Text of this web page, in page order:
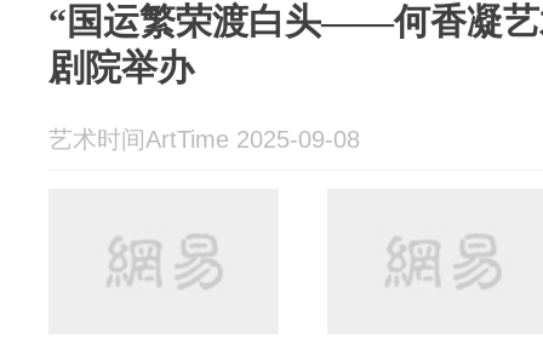
“国运繁荣渡白头——何香凝艺
剧院举办
艺术时间ArtTime 2025-09-08